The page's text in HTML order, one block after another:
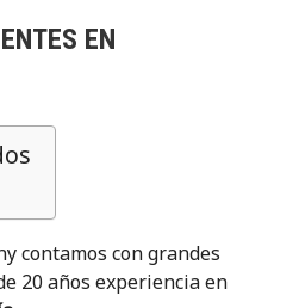
EN
contamos con grandes
20 años experiencia en